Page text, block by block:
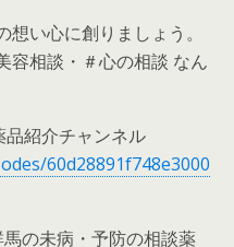
い心に創りましょう。
容相談・＃心の相談 なん
紹介チャンネル
60d28891f748e3000
の未病・予防の相談薬